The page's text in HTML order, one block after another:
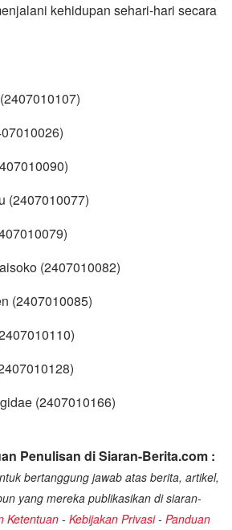
kehidupan sehari-hari secara
(2407010077)
(2407010082)
(2407010085)
(2407010166)
Penulisan di Siaran-Berita.com :
bertanggung jawab atas berita, artikel,
yang mereka publikasikan di siaran-
Ketentuan - Kebijakan Privasi- Panduan